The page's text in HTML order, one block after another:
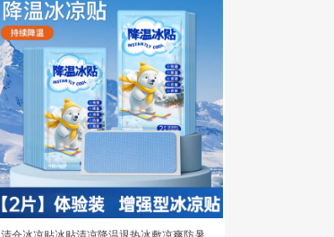
清仓冰凉贴冰贴清凉降温退热冰敷凉爽防暑解暑神器2片装